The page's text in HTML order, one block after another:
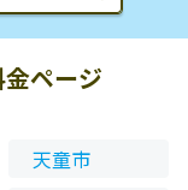
ページ
天童市